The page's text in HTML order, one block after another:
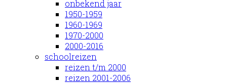
onbekend jaar
1950-1959
1960-1969
1970-2000
2000-2016
schoolreizen
reizen t/m 2000
reizen 2001-2006